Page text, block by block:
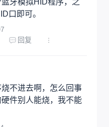
牙模拟HID程序，之
口即可。
回复
不进去啊，怎么回事
件别人能烧，我不能